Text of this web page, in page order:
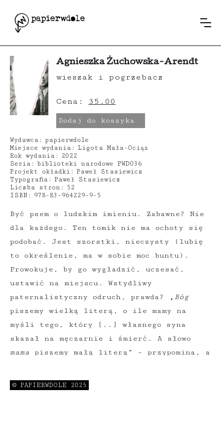
Być psem o ludzkim imieniu. Zabawne? Nie
dla każdego. Ten tomik nie ma ochoty się
podobać. Jest szorstki, nieczysty (lubię
to określenie, ma w sobie moc buntu).
Prowokuje, by go wygładzić, uczesać,
ustawić na miejscu. Wstydliwy
paternalistyczny odruch, prawda? „ Bóg
piszemy wielką literą, o ile mamy na
myśli tego, który [..] własnego syna
skazał na męczarnie i śmierć. A słowo
mama piszemy małą literą” – przypomina, a
głównych: Bóg – rodzaj męski, liczba
Wydawca: papierwdole
Miejsce wydania: Ligota Mała-Ociąż
Rok wydania:
2022
Seria: biblioteki narodowe PWD036
Projekt okładki: Paweł Stasiewicz
Typografia: Paweł Stasiewicz
Liczba stron:
52
ISBN:
978-83-964229-9-5
Agnieszka Żuchowska-Arendt
wieszak i pogrzebacz
Cena: 35.00
Dodaj do koszyka
© PAPIERWDOLE 2025